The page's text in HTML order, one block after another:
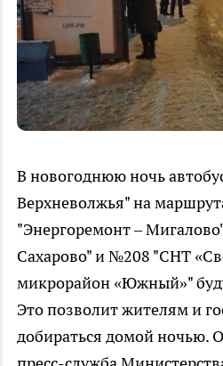
В новогоднюю ночь
Верхневолжья" на
"Энергоремонт –
Сахарово" и №208 "СНТ
микрорайон «Южный»"
Это позволит жителям и
добираться домой ночью.